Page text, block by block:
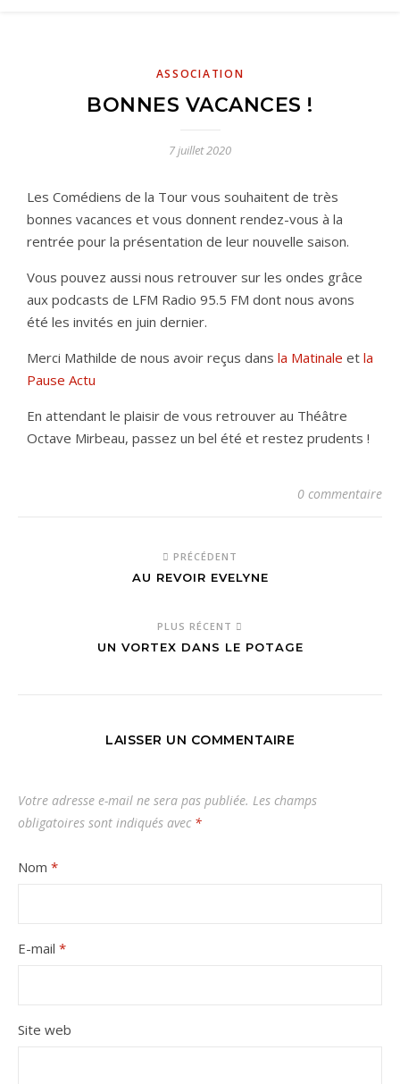
ASSOCIATION
BONNES VACANCES !
7 juillet 2020
Les Comédiens de la Tour vous souhaitent de très
bonnes vacances et vous donnent rendez-vous à la
rentrée pour la présentation de leur nouvelle saison.
Vous pouvez aussi nous retrouver sur les ondes grâce
aux podcasts de LFM Radio 95.5 FM dont nous avons
été les invités en juin dernier.
Merci Mathilde de nous avoir reçus dans la Matinale et la
Pause Actu
En attendant le plaisir de vous retrouver au Théâtre
Octave Mirbeau, passez un bel été et restez prudents !
0 commentaire
PRÉCÉDENT
AU REVOIR EVELYNE
PLUS RÉCENT
UN VORTEX DANS LE POTAGE
LAISSER UN COMMENTAIRE
Votre adresse e-mail ne sera pas publiée. Les champs
obligatoires sont indiqués avec *
Nom *
E-mail *
Site web